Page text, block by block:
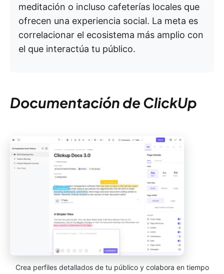
meditación o incluso cafeterías locales que
ofrecen una experiencia social. La meta es
correlacionar el ecosistema más amplio con
el que interactúa tu público.
Documentación de ClickUp
Crea perfiles detallados de tu público y colabora en tiempo